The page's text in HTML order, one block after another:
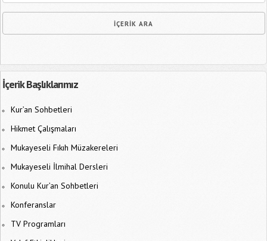
İçerik Başlıklarımız
Kur’an Sohbetleri
Hikmet Çalışmaları
Mukayeseli Fıkıh Müzakereleri
Mukayeseli İlmihal Dersleri
Konulu Kur’an Sohbetleri
Konferanslar
TV Programları